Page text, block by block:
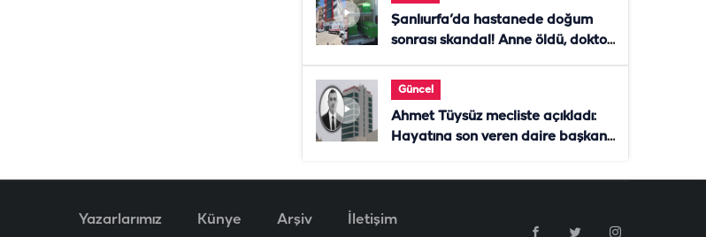
Şanlıurfa’da hastanede doğum
sonrası skandal! Anne öldü, doktor
Güncel
Ahmet Tüysüz mecliste açıkladı:
Hayatına son veren daire başkanı
bıraktı
Yazarlarımız Künye Arşiv
İletişim